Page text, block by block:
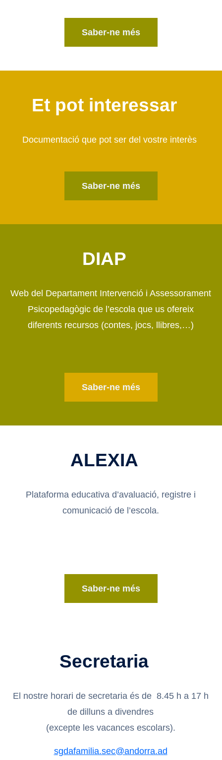
Saber-ne més
Et pot interessar
Documentació que pot ser del vostre interès
Saber-ne més
DIAP
Web del Departament Intervenció i Assessorament
Psicopedagògic de l’escola que us ofereix
diferents recursos (contes, jocs, llibres,…)
Saber-ne més
ALEXIA
Plataforma educativa d’avaluació, registre i
comunicació de l’escola.
Saber-ne més
Secretaria
El nostre horari de secretaria és de 8.45 h a 17 h
de dilluns a divendres
(excepte les vacances escolars).
sgdafamilia.sec@andorra.ad